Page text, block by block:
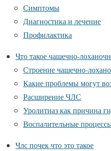
Симптомы
Диагностика и лечение
Профилактика
Что такое чашечно-
Строение чашечно-
Какие проблемы могут
Расширение ЧЛС
Уролитиаз как причина
Воспалительные
Члс почек что это такое